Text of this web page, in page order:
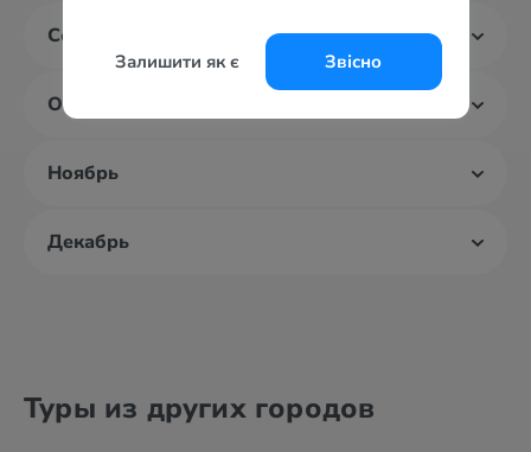
Залишити як є Звісно
Сентябрь
Октябрь
Ноябрь
Декабрь
Туры из других городов